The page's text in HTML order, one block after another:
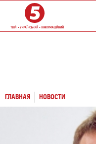
ГЛАВНАЯ НОВОСТИ